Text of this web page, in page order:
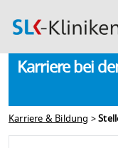
Karriere bei
Karriere & Bildung >